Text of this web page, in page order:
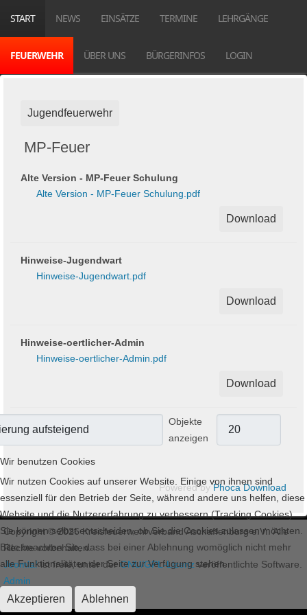
START NEWS EINSÄTZE TERMINE LEHRGÄNGE
FEUERWEHR ÜBER UNS BÜRGERINFOS LOGIN
Jugendfeuerwehr
MP-Feuer
Alte Version - MP-Feuer Schulung
Alte Version - MP-Feuer Schulung.pdf
Download
Hinweise-Jugendwart
Hinweise-Jugendwart.pdf
Download
Hinweise-oertlicher-Admin
Hinweise-oertlicher-Admin.pdf
Download
Objekte
anzeigen
Powered byPhoca Download
Copyright © 2026 Kreisfeuerwehrverband Aschaffenburg e.V.. Alle
Rechte vorbehalten.
Joomla!ist freie, unter derGNU/GPL-Lizenzveröffentlichte Software.
Admin
Impressum
Wir benutzen Cookies
Wir nutzen Cookies auf unserer Website. Einige von ihnen sind
essenziell für den Betrieb der Seite, während andere uns helfen, diese
Website und die Nutzererfahrung zu verbessern (Tracking Cookies).
Sie können selbst entscheiden, ob Sie die Cookies zulassen möchten.
Bitte beachten Sie, dass bei einer Ablehnung womöglich nicht mehr
alle Funktionalitäten der Seite zur Verfügung stehen.
Akzeptieren Ablehnen